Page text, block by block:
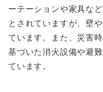
ーテーションや家具な
とされていますが、壁
ています。また、災害
基づいた消火設備や避
ています。